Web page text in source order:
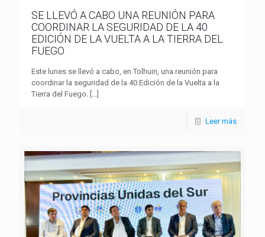
SE LLEVÓ A CABO UNA REUNIÓN PARA
COORDINAR LA SEGURIDAD DE LA 40
EDICIÓN DE LA VUELTA A LA TIERRA DEL
FUEGO
Este lunes se llevó a cabo, en Tolhuin, una reunión para
coordinar la seguridad de la 40 Edición de la Vuelta a la
Tierra del Fuego. […]
Leer más